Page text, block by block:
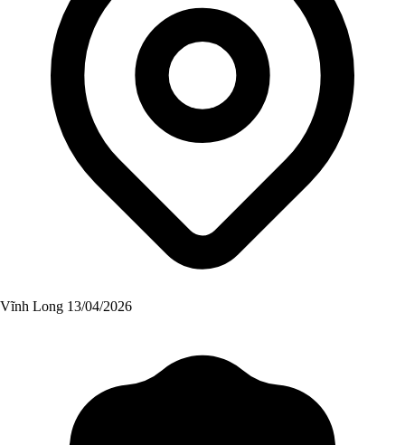
Vĩnh Long 13/04/2026